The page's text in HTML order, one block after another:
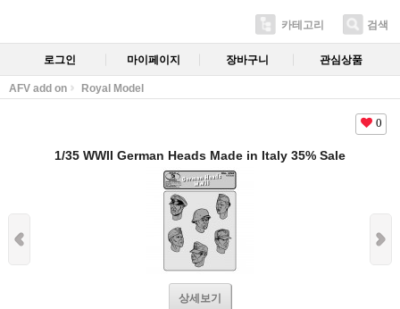
카테고리 검색
로그인 마이페이지 장바구니 관심상품
AFV add on Royal Model
0
1/35 WWII German Heads Made in Italy 35% Sale
상세보기